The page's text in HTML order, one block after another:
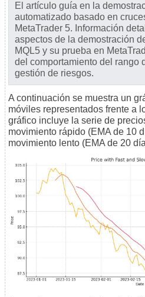
El artículo guía en la
automatizado basado en
MetaTrader 5. Información
aspectos de la demostración
MQL5 y su prueba en
del comportamiento del rango
gestión de riesgos.
A continuación se muestra un
móviles representados frente a
gráfico incluye la serie de
movimiento rápido (EMA de 10
movimiento lento (EMA de 20